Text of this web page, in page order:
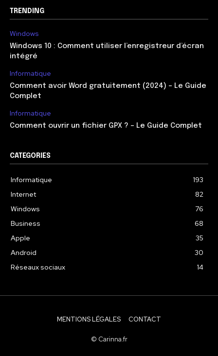
TRENDING
Windows
Windows 10 : Comment utiliser l’enregistreur d’écran
intégré
Informatique
Comment avoir Word gratuitement (2024) – Le Guide
Complet
Informatique
Comment ouvrir un fichier GPX ? – Le Guide Complet
CATEGORIES
Informatique
193
Internet
82
Windows
76
Business
68
Apple
35
Android
30
Réseaux sociaux
14
MENTIONS LÉGALES CONTACT
© Carinna.fr